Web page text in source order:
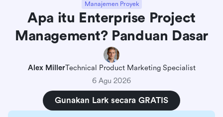
Manajemen Proyek
Apa itu Enterprise Project
Management? Panduan Dasar
Alex MillerTechnical Product Marketing Specialist
6 Agu 2026
Gunakan Lark secara GRATIS